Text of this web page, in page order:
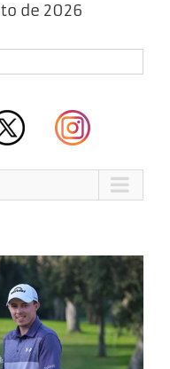
de 2026